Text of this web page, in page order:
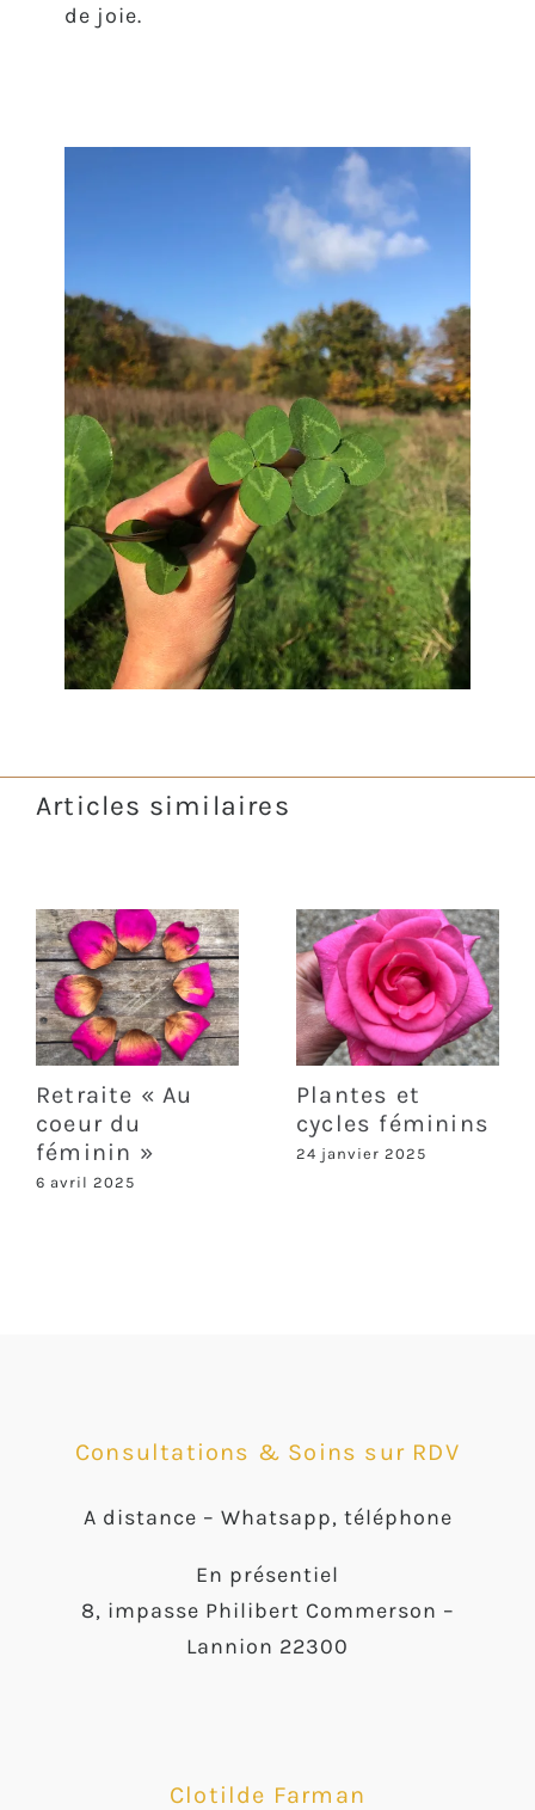
de joie.
Articles similaires
Retraite « Au
coeur du
féminin »
6 avril 2025
Plantes et
cycles féminins
24 janvier 2025
Consultations & Soins sur RDV
A distance – Whatsapp, téléphone
En présentiel
8, impasse Philibert Commerson –
Lannion 22300
Clotilde Farman